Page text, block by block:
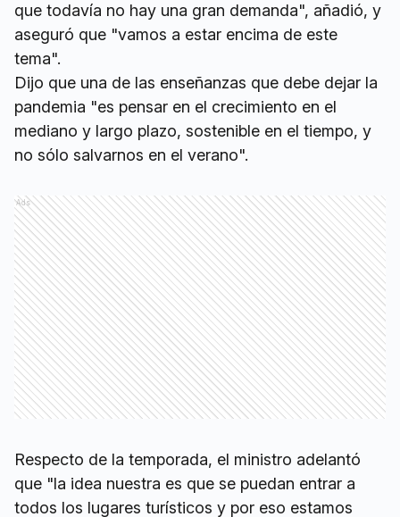
que todavía no hay una gran demanda", añadió, y
aseguró que "vamos a estar encima de este
tema".
Dijo que una de las enseñanzas que debe dejar la
pandemia "es pensar en el crecimiento en el
mediano y largo plazo, sostenible en el tiempo, y
no sólo salvarnos en el verano".
Ads
Respecto de la temporada, el ministro adelantó
que "la idea nuestra es que se puedan entrar a
todos los lugares turísticos y por eso estamos